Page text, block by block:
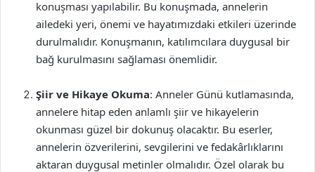
konuşması yapılabilir. Bu konuşmada, annelerin
ailedeki yeri, önemi ve hayatımızdaki etkileri üzerinde
durulmalıdır. Konuşmanın, katılımcılara duygusal bir
bağ kurulmasını sağlaması önemlidir.
Şiir ve Hikaye Okuma: Anneler Günü kutlamasında,
annelere hitap eden anlamlı şiir ve hikayelerin
okunması güzel bir dokunuş olacaktır. Bu eserler,
annelerin özverilerini, sevgilerini ve fedakârlıklarını
aktaran duygusal metinler olmalıdır. Özel olarak bu